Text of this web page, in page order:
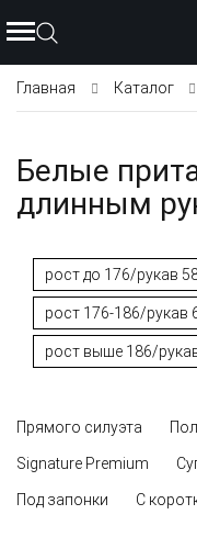
Главная Каталог
Белые
длинным
рост до 176/рукав
рост 176-186/рукав
рост выше 186/
Прямого силуэта
Signature Premium
Под запонки С